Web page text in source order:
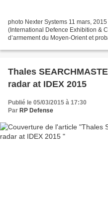
photo Nexter Systems 11 mars,
(International Defence Exhibition &
d’armement du Moyen-Orient et
Thales
radar at IDEX 2015
Publié le 05/03/2015 à 17:30
Par RP Defense